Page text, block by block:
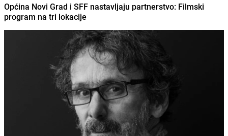
Općina Novi Grad i SFF nastavljaju partnerstvo: Filmski
program na tri lokacije